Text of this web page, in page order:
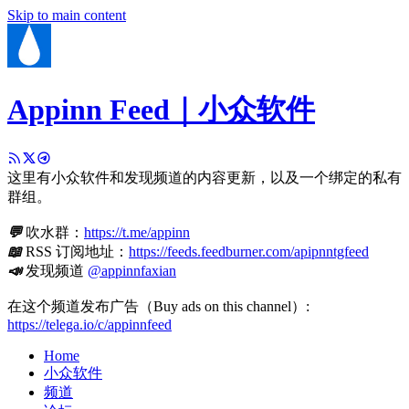
Skip to main content
Appinn Feed｜小众软件
这里有小众软件和发现频道的内容更新，以及一个绑定的私有
群组。
💬吹水群： https://t.me/appinn
📖RSS 订阅地址： https://feeds.feedburner.com/apipnntgfeed
📣发现频道 @appinnfaxian
在这个频道发布广告（Buy ads on this channel）:
https://telega.io/c/appinnfeed
Home
小众软件
频道